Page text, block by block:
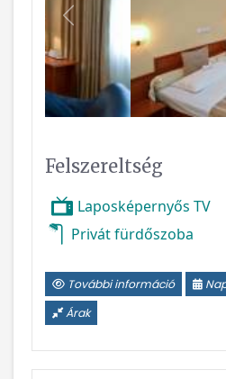
Vissza
Felszereltség
Laposképernyős TV
Privát fürdőszoba
További információ
Árak